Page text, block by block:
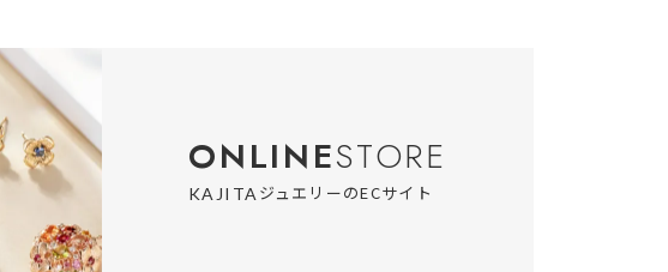
ONLINESTORE
KAJITA ジュエリーのECサイト